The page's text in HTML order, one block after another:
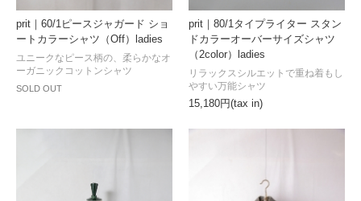
prit｜60/1ピースジャガード ショ
ートカラーシャツ（Off）ladies
SOLD OUT
ユニークなピース柄の、柔らかなオ
ーガニックコットンシャツ
prit｜80/1タイプライター スタン
ドカラーオーバーサイズシャツ
（2color）ladies
15,180円(tax in)
リラックスシルエットで重ね着もし
やすい万能シャツ